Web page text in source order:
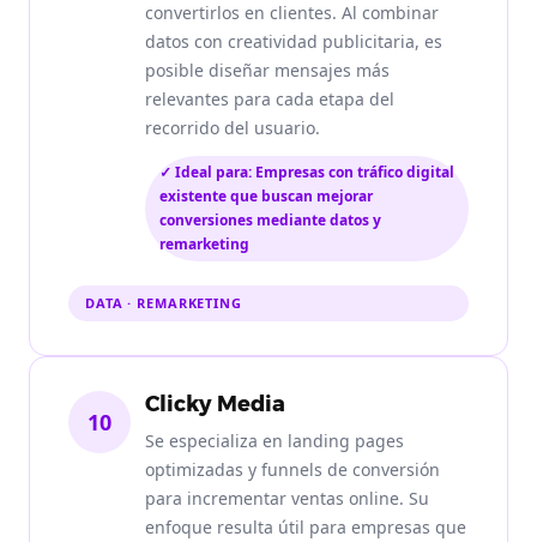
convertirlos en clientes. Al combinar
datos con creatividad publicitaria, es
posible diseñar mensajes más
relevantes para cada etapa del
recorrido del usuario.
✓ Ideal para: Empresas con tráfico digital
existente que buscan mejorar
conversiones mediante datos y
remarketing
DATA · REMARKETING
10
Clicky Media
Se especializa en landing pages
optimizadas y funnels de conversión
para incrementar ventas online. Su
enfoque resulta útil para empresas que